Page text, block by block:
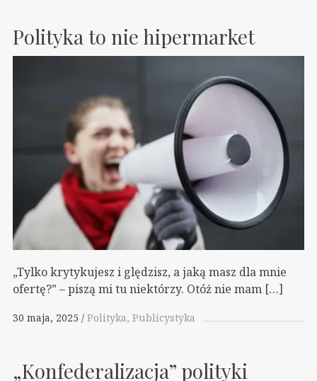
Polityka to nie hipermarket
„Tylko krytykujesz i ględzisz, a jaką masz dla mnie
ofertę?” – piszą mi tu niektórzy. Otóż nie mam […]
30 maja, 2025 Polityka Publicystyka
„Konfederalizacja” polityki